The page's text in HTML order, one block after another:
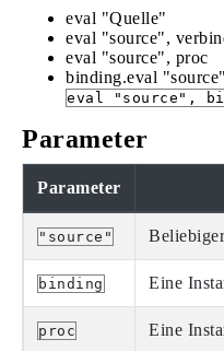
eval "Quelle"
eval "source",
eval "source", proc
binding.eval
eval "source",
Parameter
Parameter
"source"
binding Eine
proc Eine